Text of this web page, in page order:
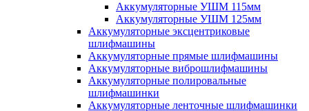
Аккумуляторные УШМ 115мм
Аккумуляторные УШМ 125мм
Аккумуляторные эксцентриковые
шлифмашины
Аккумуляторные прямые шлифмашины
Аккумуляторные виброшлифмашины
Аккумуляторные полировальные
шлифмашинки
Аккумуляторные ленточные шлифмашинки